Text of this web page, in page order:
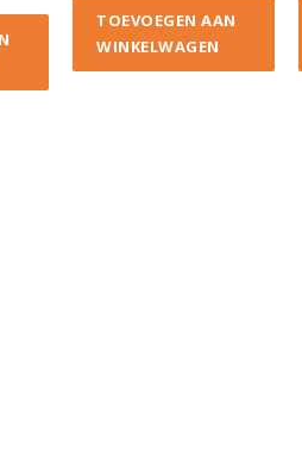
TOEVOEGEN AAN
WINKELWAGEN